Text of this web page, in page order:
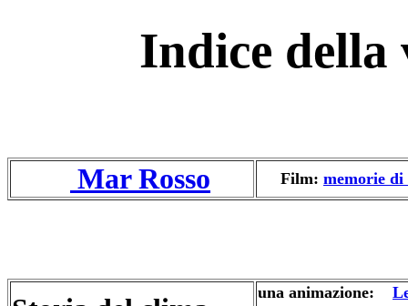
Indice della
Mar Rosso Film: memorie
una animazione: